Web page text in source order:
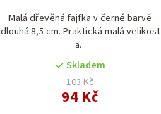
Malá dřevěná fajfka v černé barvě
dlouhá 8,5 cm. Praktická malá velikost
a...
Skladem
103 Kč
94 Kč